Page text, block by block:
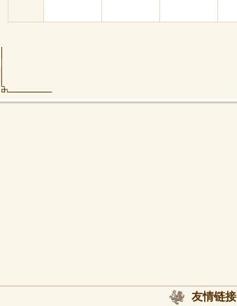
友情链接